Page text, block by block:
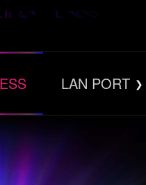
LINK
，微星獨有的Mystic
Link功能，能與螢幕上
如：Nanoleaf Light
Philips Hue GO (飛
境燈)完美同步。透過
設定遊戲觸發的燈光腳
實的燈光延展，拓展遊
LAN PORT
C連接埠